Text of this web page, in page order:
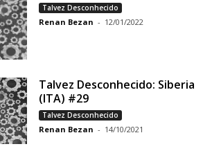
Talvez Desconhecido
Renan Bezan - 12/01/2022
Talvez Desconhecido: Siberia
(ITA) #29
Talvez Desconhecido
Renan Bezan - 14/10/2021